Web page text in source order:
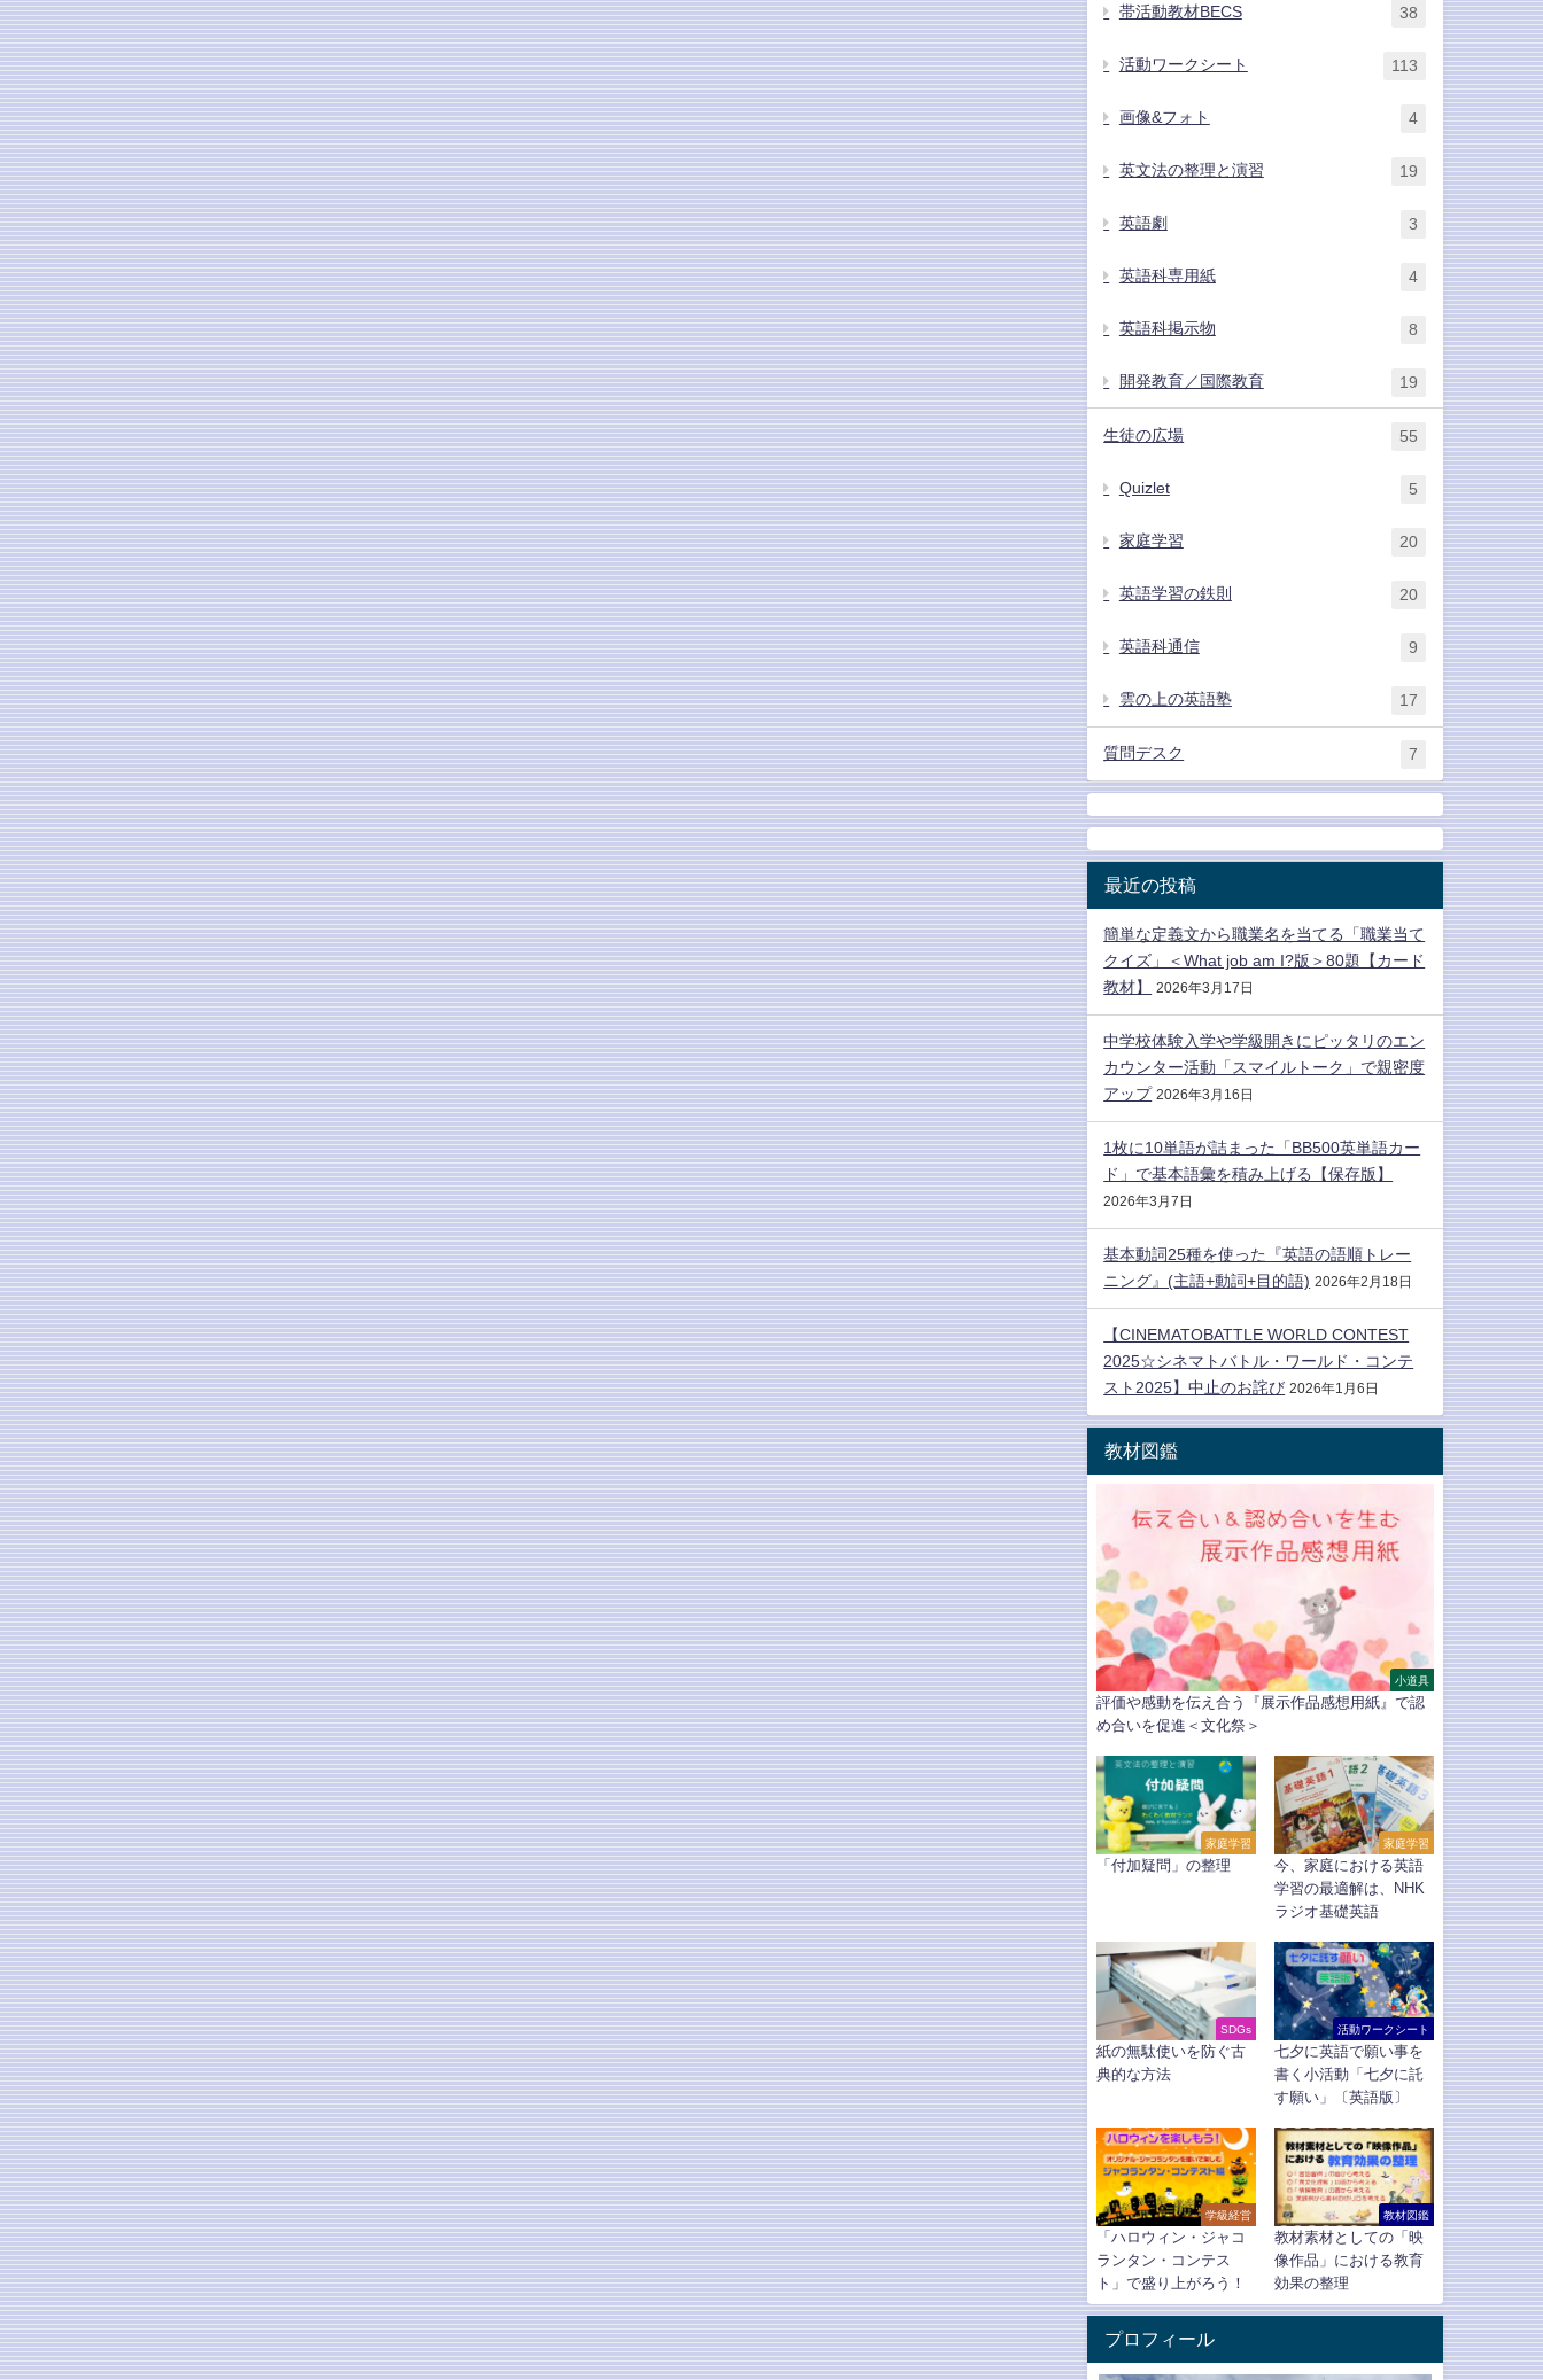
帯活動教材BECS 38
活動ワークシート 113
画像&フォト 4
英文法の整理と演習 19
英語劇 3
英語科専用紙 4
英語科掲示物 8
開発教育／国際教育 19
生徒の広場 55
Quizlet 5
家庭学習 20
英語学習の鉄則 20
英語科通信 9
雲の上の英語塾 17
質問デスク 7
最近の投稿
簡単な定義文から職業名を当てる「職業当て
クイズ」＜What job am I?版＞80題【カード
教材】
2026年3月17日
中学校体験入学や学級開きにピッタリのエン
カウンター活動「スマイルトーク」で親密度
アップ 2026年3月16日
1枚に10単語が詰まった「BB500英単語カー
ド」で基本語彙を積み上げる【保存版】
2026年3月7日
基本動詞25種を使った『英語の語順トレー
ニング』(主語+動詞+目的語) 2026年2月18日
【CINEMATOBATTLE WORLD CONTEST
2025☆シネマトバトル・ワールド・コンテ
スト2025】中止のお詫び 2026年1月6日
教材図鑑
小道具
評価や感動を伝え合う『展示作品感想用紙』で認
め合いを促進＜文化祭＞
家庭学習
「付加疑問」の整理
家庭学習
今、家庭における英語
学習の最適解は、NHK
ラジオ基礎英語
SDGs
紙の無駄使いを防ぐ古
典的な方法
活動ワークシート
七夕に英語で願い事を
書く小活動「七夕に託
す願い」〔英語版〕
学級経営
「ハロウィン・ジャコ
ランタン・コンテス
ト」で盛り上がろう！
教材図鑑
教材素材としての「映
像作品」における教育
効果の整理
プロフィール